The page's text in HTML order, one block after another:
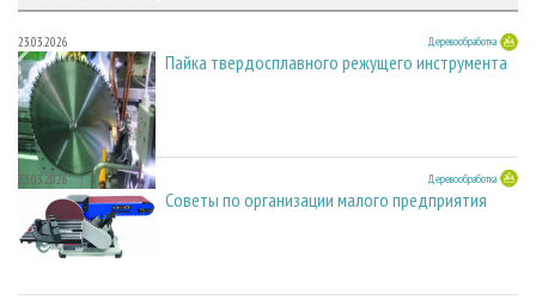
23.03.2026 Деревообработка
Пайка твердосплавного режущего инструмента
23.03.2026 Деревообработка
Советы по организации малого предприятия